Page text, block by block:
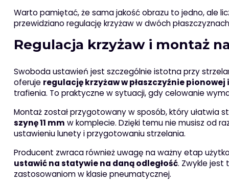
Warto pamiętać, że sama jakość obrazu to jedno, ale
przewidziano regulację krzyżaw w dwóch
Regulacja krzyżaw i montaż
Swoboda ustawień jest szczególnie istotna przy
oferuje regulację krzyżaw w płaszczyźnie pionowej
trafienia. To praktyczne w sytuacji, gdy celowanie
Montaż został przygotowany w sposób, który ułatwia
szynę 11 mm w komplecie. Dzięki temu nie musisz od
ustawieniu lunety i przygotowaniu strzelania.
Producent zwraca również uwagę na ważny etap
ustawić na statywie na daną odległość. Zwykle jest
zastosowaniom w klasie pneumatycznej.